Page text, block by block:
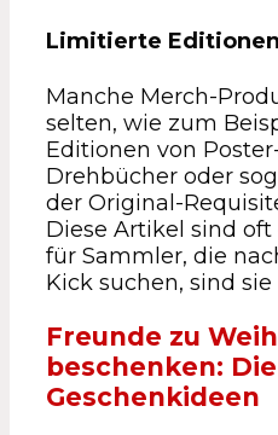
Limitierte
Manche Merch-
selten, wie zum
Editionen von
Drehbücher oder
der Original-
Diese Artikel sind
für Sammler, die
Kick suchen, sind
Freunde zu
beschenken:
Geschenkideen